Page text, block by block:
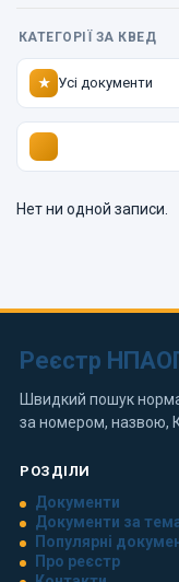
КАТЕГОРІЇ ЗА КВЕД
★ Усі документи
Нет ни одной записи.
Реєстр
Швидкий пошук
за номером, назвою,
РОЗДІЛИ
Документи
Документи за
Популярні
Про реєстр